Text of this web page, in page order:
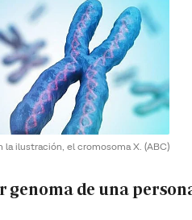
la ilustración, el cromosoma X. (ABC)
genoma de una